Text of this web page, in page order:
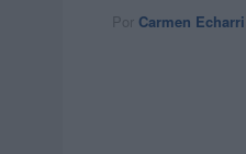
Por Carmen Echarri